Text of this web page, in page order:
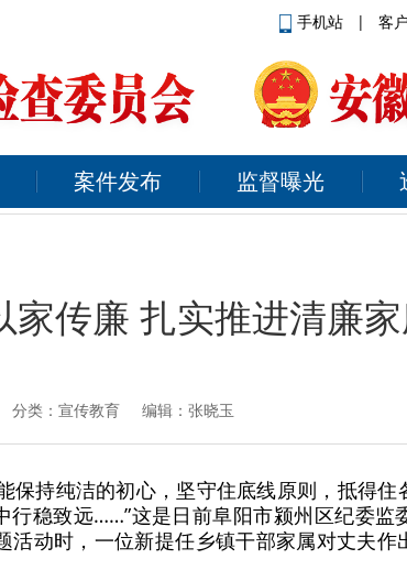
手机站 | 客
案件发布 监督曝光
家传廉 扎实推进清廉
分类：宣传教育 编辑：张晓玉
保持纯洁的初心，坚守住底线原则，抵得
行稳致远……”这是日前阜阳市颍州区纪委监
活动时，一位新提任乡镇干部家属对丈夫作